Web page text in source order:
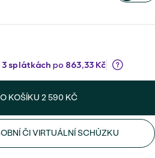
KOŠÍKU 2 590 KČ
ČI VIRTUÁLNÍ SCHŮZKU